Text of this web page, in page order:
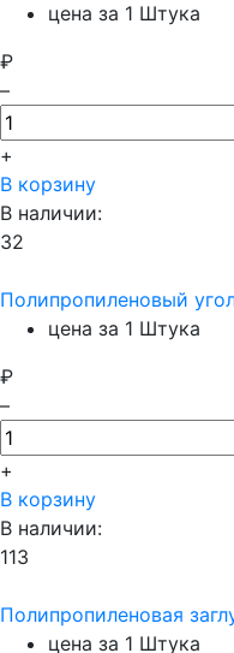
цена за 1 Штука
₽
–
+
В корзину
В наличии:
32
Полипропиленовый
цена за 1 Штука
₽
–
+
В корзину
В наличии:
113
Полипропиленовая
цена за 1 Штука